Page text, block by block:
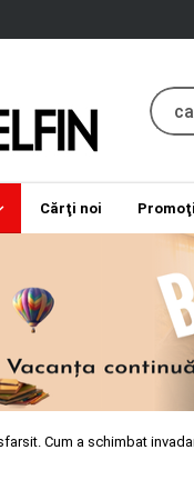
Cărţi noi
Cum a schimbat